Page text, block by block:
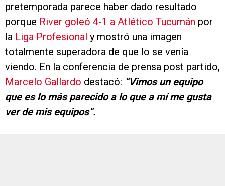
pretemporada parece haber dado resultado
porque River goleó 4-1 a Atlético Tucumán por
la Liga Profesional y mostró una imagen
totalmente superadora de que lo se venía
viendo. En la conferencia de prensa post partido,
Marcelo Gallardo destacó: “Vimos un equipo
que es lo más parecido a lo que a mí me gusta
ver de mis equipos”.